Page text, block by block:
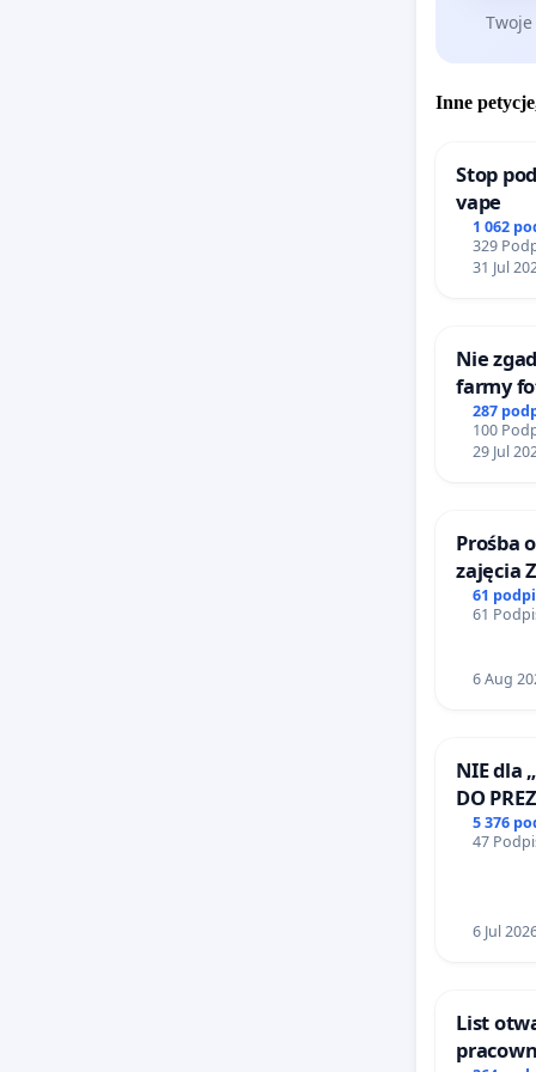
która
popiera
i
ideeą
igrzysk,
tą
Szach
kraju)
było
nie
własną
Inne
Stop
vape
1 062
329
31 Jul
Nie
farmy
287
100
29 Jul
Prośba
zajęcia
61
61
6 Aug
NIE dla
DO
5 376
47
6 Jul
List